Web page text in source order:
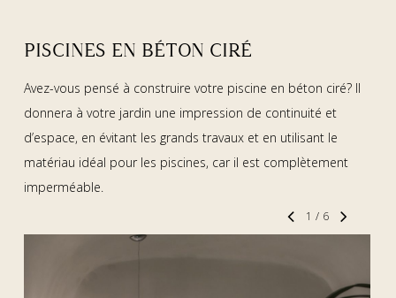
PISCINES EN BÉTON CIRÉ
Avez-vous pensé à construire votre piscine en béton ciré? Il
donnera à votre jardin une impression de continuité et
d’espace, en évitant les grands travaux et en utilisant le
matériau idéal pour les piscines, car il est complètement
imperméable.
1/ 6